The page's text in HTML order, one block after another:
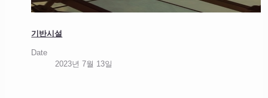
기반시설
Date
2023년 7월 13일